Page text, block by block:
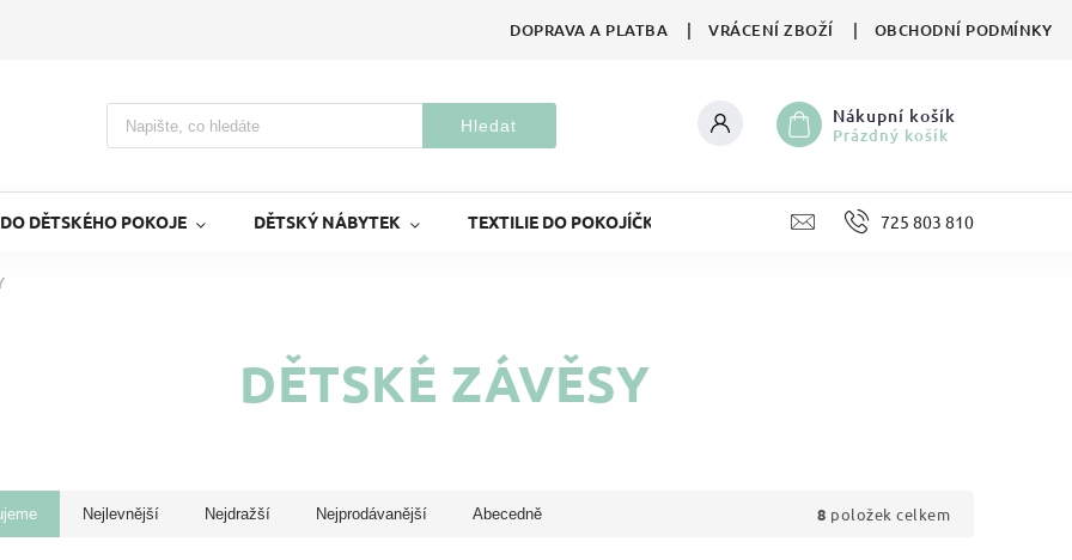
DOPRAVA A PLATBA VRÁCENÍ ZBOŽÍ OBCHODNÍ PODMÍNKY
Hledat Nákupní košík
Prázdný košík
DĚTSKÉHO POKOJE DĚTSKÝ NÁBYTEK TEXTILIE DO POKOJÍČKU LIFESTYLE HRAČKY
725 803 810
DĚTSKÉ ZÁVĚSY
Nejlevnější Nejdražší Nejprodávanější Abecedně 8 položek celkem